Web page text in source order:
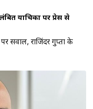
याचिका पर प्रेस से
सवाल, राजिंदर गुप्ता के